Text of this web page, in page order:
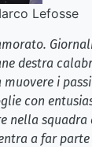
Lefosse
destra
i
con
nella
a far